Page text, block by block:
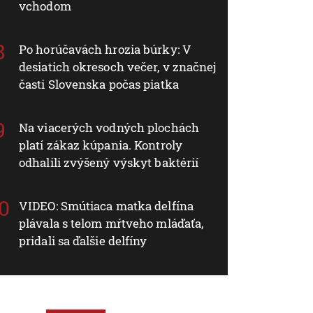
vchodom
Po horúčavách hrozia búrky: V
desiatich okresoch večer, v značnej
časti Slovenska počas piatka
Na viacerých vodných plochách
platí zákaz kúpania. Kontroly
odhalili zvýšený výskyt baktérií
VIDEO: Smútiaca matka delfína
plávala s telom mŕtveho mláďaťa,
pridali sa ďalšie delfíny